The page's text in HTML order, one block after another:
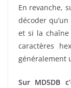
En revanche,
décoder
et si la chaîne
caractères
généralement
Sur MD5DB